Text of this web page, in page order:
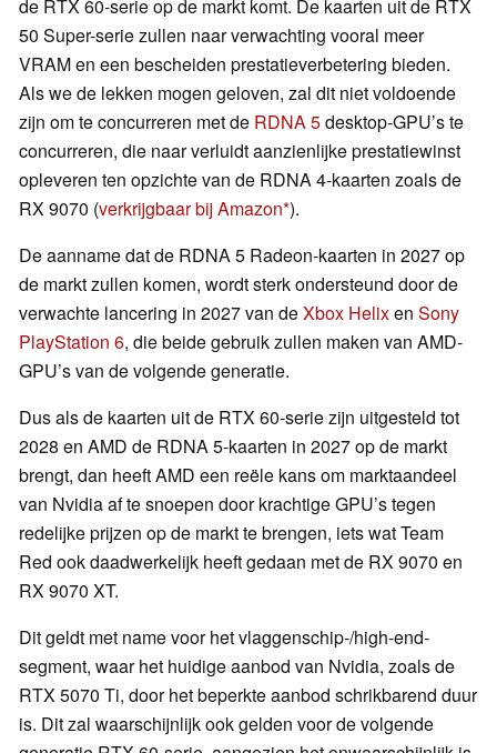
de RTX 60-serie op de markt komt. De kaarten uit de RTX
50 Super-serie zullen naar verwachting vooral meer
VRAM en een bescheiden prestatieverbetering bieden.
Als we de lekken mogen geloven, zal dit niet voldoende
zijn om te concurreren met de RDNA 5desktop-GPU’s te
concurreren, die naar verluidt aanzienlijke prestatiewinst
opleveren ten opzichte van de RDNA 4-kaarten zoals de
RX 9070 (verkrijgbaar bij Amazon ).
De aanname dat de RDNA 5 Radeon-kaarten in 2027 op
de markt zullen komen, wordt sterk ondersteund door de
verwachte lancering in 2027 van deXbox Helixen Sony
PlayStation 6, die beide gebruik zullen maken van AMD-
GPU’s van de volgende generatie.
Dus als de kaarten uit de RTX 60-serie zijn uitgesteld tot
2028 en AMD de RDNA 5-kaarten in 2027 op de markt
brengt, dan heeft AMD een reële kans om marktaandeel
van Nvidia af te snoepen door krachtige GPU’s tegen
redelijke prijzen op de markt te brengen, iets wat Team
Red ook daadwerkelijk heeft gedaan met de RX 9070 en
RX 9070 XT.
Dit geldt met name voor het vlaggenschip-/high-end-
segment, waar het huidige aanbod van Nvidia, zoals de
RTX 5070 Ti, door het beperkte aanbod schrikbarend duur
is. Dit zal waarschijnlijk ook gelden voor de volgende